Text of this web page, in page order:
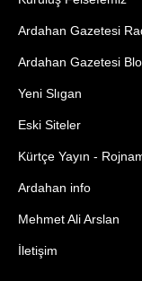
Ardahan Gazetesi
Ardahan Gazetesi
Yeni Slıgan
Eski Siteler
Kürtçe Yayın -
Ardahan info
Mehmet Ali Arslan
İletişim